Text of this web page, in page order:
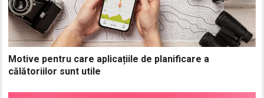
Motive pentru care aplicațiile de planificare a
călătoriilor sunt utile